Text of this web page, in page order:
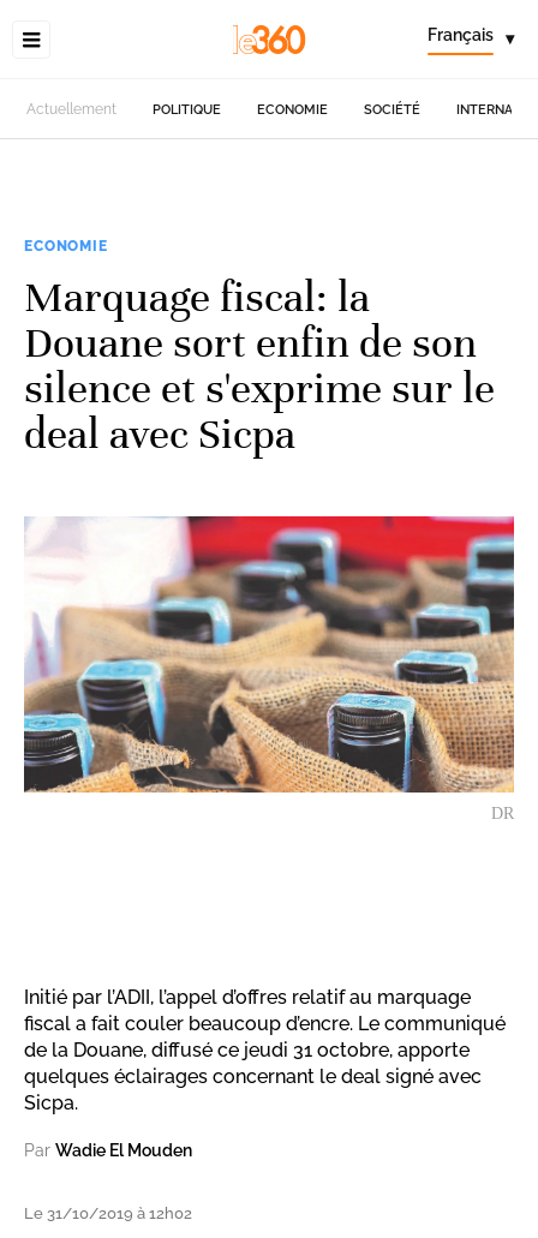
Français ▾
Actuellement POLITIQUE ECONOMIE SOCIÉTÉ
ECONOMIE
Marquage fiscal: la
Douane sort enfin de son
silence et s'exprime sur le
deal avec Sicpa
DR
Initié par l’ADII, l’appel d’offres relatif au marquage
fiscal a fait couler beaucoup d’encre. Le communiqué
de la Douane, diffusé ce jeudi 31 octobre, apporte
quelques éclairages concernant le deal signé avec
Sicpa.
Par Wadie El Mouden
Le 31/10/2019 à 12h02